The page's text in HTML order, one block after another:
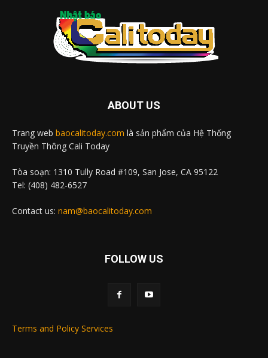
ABOUT US
Trang web baocalitoday.com là sản phẩm của Hệ Thống
Truyền Thông Cali Today
Tòa soạn: 1310 Tully Road #109, San Jose, CA 95122
Tel: (408) 482-6527
Contact us: nam@baocalitoday.com
FOLLOW US
Terms and Policy Services